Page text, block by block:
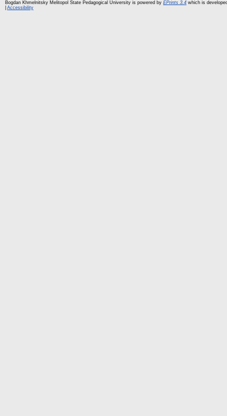
Bogdan Khmelnitsky Melitopol State Pedagogical University is powered by EPrints 3.4 which is
Accessibility